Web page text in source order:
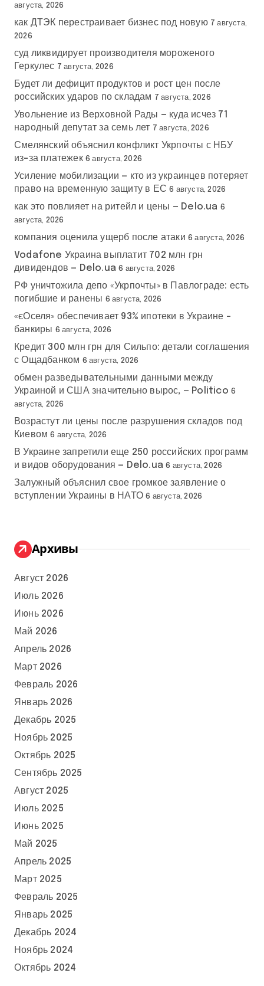
августа, 2026
как ДТЭК перестраивает бизнес под новую 7 августа,
2026
суд ликвидирует производителя мороженого
Геркулес 7 августа, 2026
Будет ли дефицит продуктов и рост цен после
российских ударов по складам 7 августа, 2026
Увольнение из Верховной Рады — куда исчез 71
народный депутат за семь лет 7 августа, 2026
Смелянский объяснил конфликт Укрпочты с НБУ
из-за платежек 6 августа, 2026
Усиление мобилизации — кто из украинцев потеряет
право на временную защиту в ЕС 6 августа, 2026
как это повлияет на ритейл и цены — Delo.ua 6
августа, 2026
компания оценила ущерб после атаки 6 августа, 2026
Vodafone Украина выплатит 702 млн грн
дивидендов — Delo.ua 6 августа, 2026
РФ уничтожила депо «Укрпочты» в Павлограде: есть
погибшие и ранены 6 августа, 2026
«єОселя» обеспечивает 93% ипотеки в Украине –
банкиры 6 августа, 2026
Кредит 300 млн грн для Сильпо: детали соглашения
с Ощадбанком 6 августа, 2026
обмен разведывательными данными между
Украиной и США значительно вырос, — Politico 6
августа, 2026
Возрастут ли цены после разрушения складов под
Киевом 6 августа, 2026
В Украине запретили еще 250 российских программ
и видов оборудования — Delo.ua 6 августа, 2026
Залужный объяснил свое громкое заявление о
вступлении Украины в НАТО 6 августа, 2026
Архивы
Август 2026
Июль 2026
Июнь 2026
Май 2026
Апрель 2026
Март 2026
Февраль 2026
Январь 2026
Декабрь 2025
Ноябрь 2025
Октябрь 2025
Сентябрь 2025
Август 2025
Июль 2025
Июнь 2025
Май 2025
Апрель 2025
Март 2025
Февраль 2025
Январь 2025
Декабрь 2024
Ноябрь 2024
Октябрь 2024